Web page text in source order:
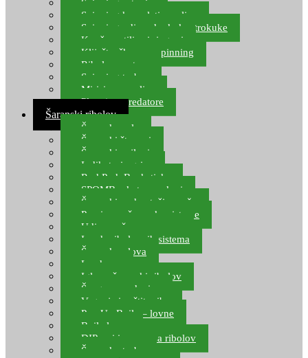
Spinning setovi
Spinning kompleti varalica
Spinning udice, dvokuke, trokuke
Kopče, vrtilice i ringovi
Kliješta, škare za spinning
Ribolov pastrve
Spinning torbe
Mirisi za varalice
Plovci za predatore
Šaranski ribolov
Šaranske role
Šaranski štapovi
Šaranski najloni
Indikatori ugriza
Rod Pod, Banksticks
SPOMB rakete, markeri
Šaranski podmetači, mreže
Pernice za šaranske sisteme
Udice za šarana, amura
Izrada ribolovnih sistema
Šaranska olova
Leadcore
Igle za šaranski ribolov
Špage, upredenice
Vaganje i zaštita ribe
Pop Up Boile – lovne
Boile lovne
DIP-ovi i arome za ribolov
Šaranske torbe